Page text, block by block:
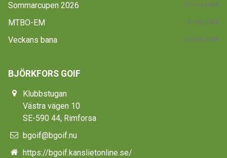
Sommarcupen 2026 20 maj 2026
MTBO-EM 16 maj 2026
Veckans bana 20 apr 2026
BJÖRKFORS GOIF
Klubbstugan
Västra vägen 10
SE-590 44, Rimforsa
bgoif@bgoif.nu
https://bgoif.kanslietonline.se/